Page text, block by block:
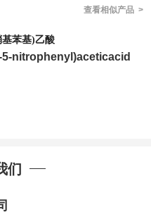
查看相似产品 >
苯基)乙酸
5-nitrophenyl)aceticacid
;100Mg;250Mg ;500Mg
来询购,如若出现质量问题,
们